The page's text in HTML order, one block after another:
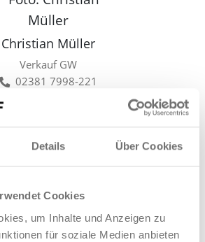
Details Über Cookies
Cookies
um Inhalte und Anzeigen zu
für soziale Medien anbieten
Christian Müller
Verkauf GW
02381 7998-221
Lars Linkamp
Verkauf GW
02381 7998-522